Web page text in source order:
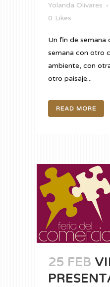
Yolanda Olivares
0 Likes
Un fin de semana
semana con otro
ambiente, con
otro paisaje...
READ MORE
25 FEB